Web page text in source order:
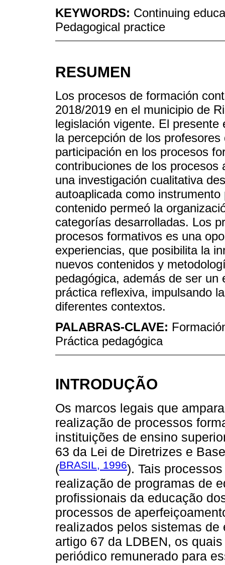
KEYWORDS: Continuing
Pedagogical practice
RESUMEN
Los procesos de formación
2018/2019 en el municipio de
legislación vigente. El
la percepción de los
participación en los procesos
contribuciones de los
una investigación cualitativa
autoaplicada como
contenido permeó la
categorías desarrolladas. Los
procesos formativos es una
experiencias, que posibilita la
nuevos contenidos y
pedagógica, además de ser un
práctica reflexiva, impulsando
diferentes contextos.
PALABRAS-CLAVE:
Práctica pedagógica
INTRODUÇÃO
Os marcos legais que
realização de processos
instituições de ensino
63 da Lei de Diretrizes e
(BRASIL, 1996). Tais
realização de programas de
profissionais da educação
processos de
realizados pelos sistemas
artigo 67 da LDBEN, os
periódico remunerado para